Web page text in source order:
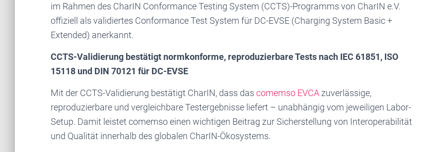
im Rahmen des CharIN Conformance Testing System (CCTS)-Programms von CharIN e.V.
offiziell als validiertes Conformance Test System für DC-EVSE (Charging System Basic +
Extended) anerkannt.
CCTS-Validierung bestätigt normkonforme, reproduzierbare Tests nach IEC 61851, ISO
15118 und DIN 70121 für DC-EVSE
Mit der CCTS-Validierung bestätigt CharIN, dass das comemso EVCA zuverlässige,
reproduzierbare und vergleichbare Testergebnisse liefert – unabhängig vom jeweiligen Labor-
Setup. Damit leistet comemso einen wichtigen Beitrag zur Sicherstellung von Interoperabilität
und Qualität innerhalb des globalen CharIN-Ökosystems.